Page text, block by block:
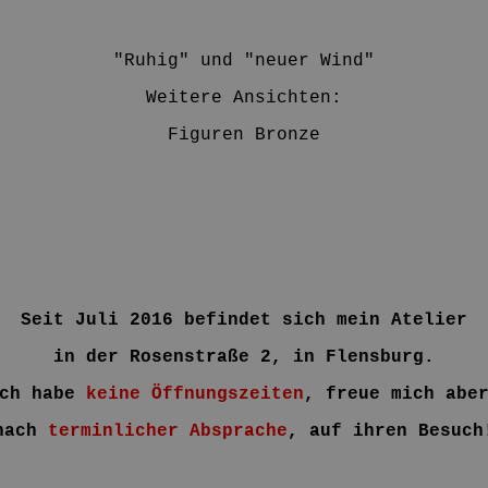
"Ruhig" und "neuer Wind"
Weitere Ansichten:
Figuren Bronze
Seit Juli 2016 befindet sich mein Atelier
in der Rosenstraße 2, in Flensburg.
habe keine Öffnungszeiten, freue mich
terminlicher Absprache, auf ihren